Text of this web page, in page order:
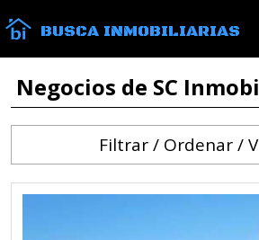
BUSCA INMOBILIARIAS
Negocios de SC
Filtrar / Ordenar /